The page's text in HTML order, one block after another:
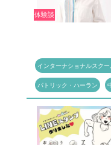
体験談
インターナショナルスクー
パトリック・ハーラン